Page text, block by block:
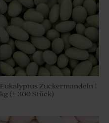
Eukalyptus Zuckermandeln 1
kg (± 300 Stück)